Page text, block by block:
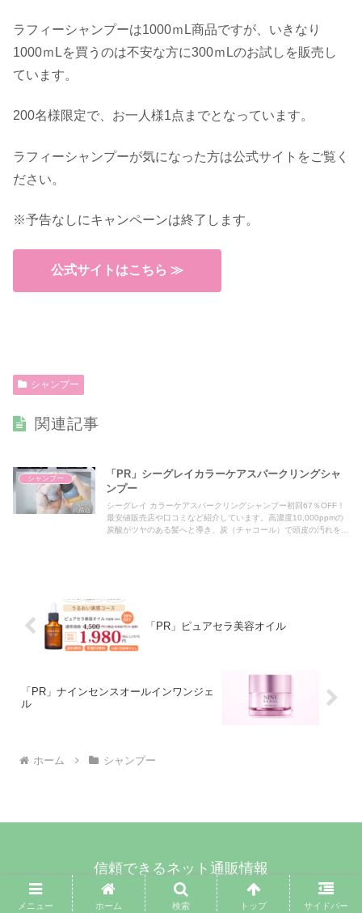
ラフィーシャンプーは1000ｍL商品ですが、いきなり
1000ｍLを買うのは不安な方に300ｍLのお試しを販売し
ています。
200名様限定で、お一人様1点までとなっています。
ラフィーシャンプーが気になった方は公式サイトをご覧く
ださい。
※予告なしにキャンペーンは終了します。
公式サイトはこちら ≫
シャンプー
関連記事
シャンプー
「PR」シーグレイカラーケアスパークリングシャ
ンプー
シーグレイ カラーケアスパークリングシャンプー初回67％OFF！
最安値販売店や口コミなど紹介しています。高濃度10,000ppmの
炭酸がツヤのある髪へと導き、炭（チャコール）で頭皮の汚れを吸
「PR」ピュアセラ美容オイル
「PR」ナインセンスオールインワンジェ
ル
ホーム シャンプー
信頼できるネット通販情報
© 2023 信頼できるネット通販情報.
メニュー ホーム 検索 トップ サイドバー